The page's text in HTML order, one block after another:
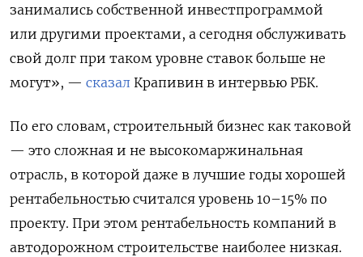
занимались собственной инвестпрограммой
или другими проектами, а сегодня обслуживать
свой долг при таком уровне ставок больше не
могут», — сказал Крапивин в интервью РБК.
По его словам, строительный бизнес как таковой
— это сложная и не высокомаржинальная
отрасль, в которой даже в лучшие годы хорошей
рентабельностью считался уровень 10–15% по
проекту. При этом рентабельность компаний в
автодорожном строительстве наиболее низкая.